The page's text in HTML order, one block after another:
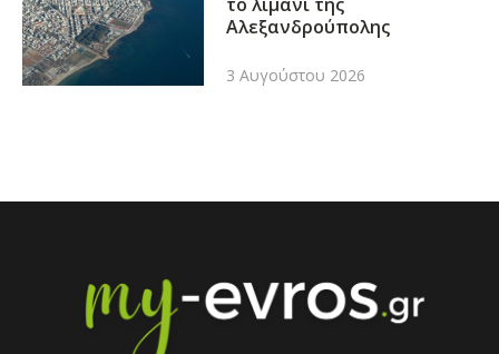
Αλεξανδρούπολης
3 Αυγούστου 2026